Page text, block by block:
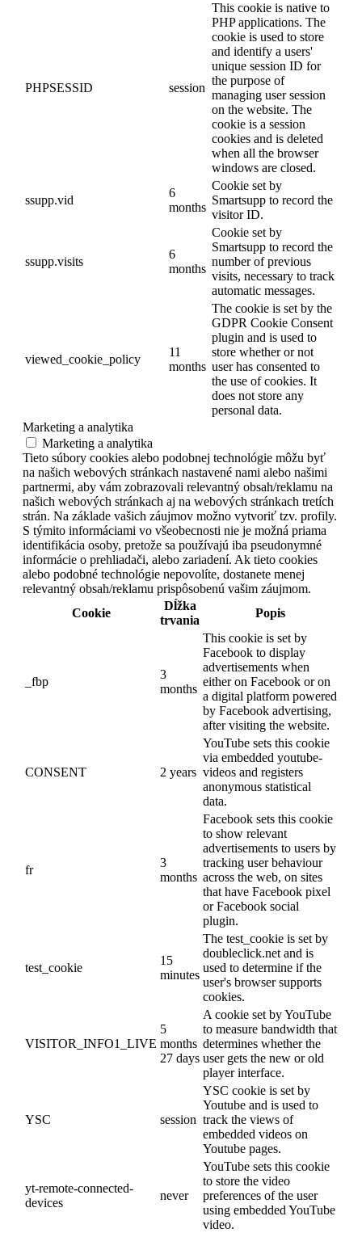
PHPSESSID session
This cookie is native to
PHP applications. The
cookie is used to store
and identify a users'
unique session ID for
the purpose of
managing user session
on the website. The
cookie is a session
cookies and is deleted
when all the browser
windows are closed.
ssupp.vid
6
months
Cookie set by
Smartsupp to record the
visitor ID.
ssupp.visits
6
months
Cookie set by
Smartsupp to record the
number of previous
visits, necessary to track
automatic messages.
viewed_cookie_policy
11
months
The cookie is set by the
GDPR Cookie Consent
plugin and is used to
store whether or not
user has consented to
the use of cookies. It
does not store any
personal data.
Marketing a analytika
Marketing a analytika
Tieto súbory cookies alebo podobnej technológie môžu byť
na našich webových stránkach nastavené nami alebo našimi
partnermi, aby vám zobrazovali relevantný obsah/reklamu na
našich webových stránkach aj na webových stránkach tretích
strán. Na základe vašich záujmov možno vytvoriť tzv. profily.
S týmito informáciami vo všeobecnosti nie je možná priama
identifikácia osoby, pretože sa používajú iba pseudonymné
informácie o prehliadači, alebo zariadení. Ak tieto cookies
alebo podobné technológie nepovolíte, dostanete menej
relevantný obsah/reklamu prispôsobenú vašim záujmom.
Cookie
Dĺžka
trvania
Popis
_fbp
3
months
This cookie is set by
Facebook to display
advertisements when
either on Facebook or on
a digital platform powered
by Facebook advertising,
after visiting the website.
CONSENT 2 years
YouTube sets this cookie
via embedded youtube-
videos and registers
anonymous statistical
data.
fr
3
months
Facebook sets this cookie
to show relevant
advertisements to users by
tracking user behaviour
across the web, on sites
that have Facebook pixel
or Facebook social
plugin.
test_cookie
15
minutes
The test_cookie is set by
doubleclick.net and is
used to determine if the
user's browser supports
cookies.
VISITOR_INFO1_LIVE
5
months
27 days
A cookie set by YouTube
to measure bandwidth that
determines whether the
user gets the new or old
player interface.
YSC session
YSC cookie is set by
Youtube and is used to
track the views of
embedded videos on
Youtube pages.
yt-remote-connected-
devices
never
YouTube sets this cookie
to store the video
preferences of the user
using embedded YouTube
video.